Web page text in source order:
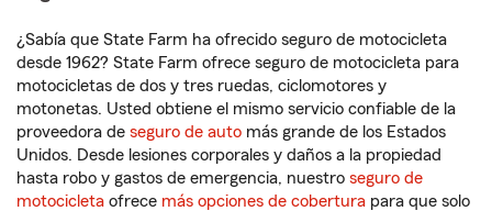
¿Sabía que State Farm ha ofrecido seguro de motocicleta
desde 1962? State Farm ofrece seguro de motocicleta para
motocicletas de dos y tres ruedas, ciclomotores y
motonetas. Usted obtiene el mismo servicio confiable de la
proveedora de seguro de auto más grande de los Estados
Unidos. Desde lesiones corporales y daños a la propiedad
hasta robo y gastos de emergencia, nuestro seguro de
motocicleta ofrece más opciones de cobertura para que solo